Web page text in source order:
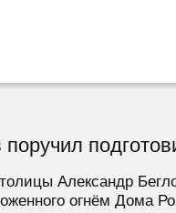
Александр
огнём Дома